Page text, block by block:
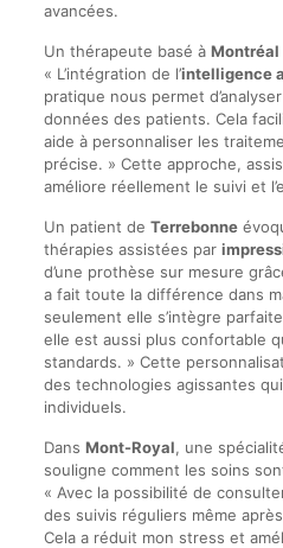
avancées.
Un thérapeute basé à Montréal
« L’intégration de l’intelligence
pratique nous permet
données des patients. Cela
aide à personnaliser les
précise. » Cette approche,
améliore réellement le suivi et
Un patient de Terrebonne
thérapies assistées par
d’une prothèse sur mesure
a fait toute la différence dans
seulement elle s’intègre
elle est aussi plus confortable
standards. » Cette
des technologies agissantes
individuels.
Dans Mont-Royal, une
souligne comment les soins
« Avec la possibilité de
des suivis réguliers même
Cela a réduit mon stress et